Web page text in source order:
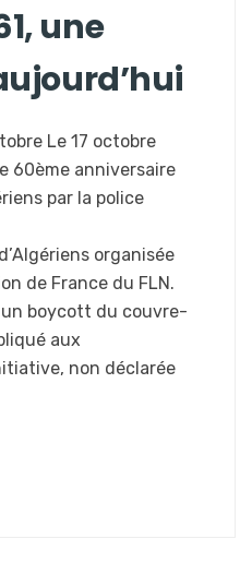
une
Le 17 octobre
60ème anniversaire
par la police
organisée
de France du FLN.
boycott du couvre-
aux
non déclarée